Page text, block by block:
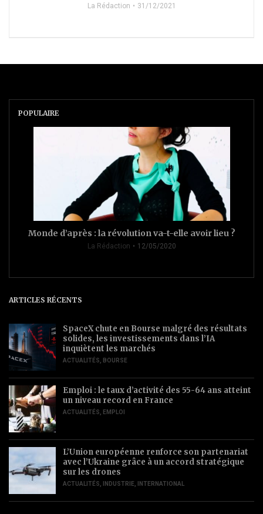
La Rédaction 31/12/2021
POPULAIRE
Monde d’après : la révolution va-t-elle avoir lieu ?
La Rédaction 12/05/2020
ARTICLES RÉCENTS
SpaceX chute en Bourse malgré des résultats
solides, les investissements dans l’IA
inquiètent les marchés
ACTUALITÉS BOURSE
Emploi : le taux d’activité des 55-64 ans atteint
un niveau record en France
ACTUALITÉS EMPLOI
L’Union européenne renforce son partenariat
avec l’Ukraine grâce à un accord stratégique
sur les drones
ACTUALITÉS INDUSTRIE INTERNATIONAL